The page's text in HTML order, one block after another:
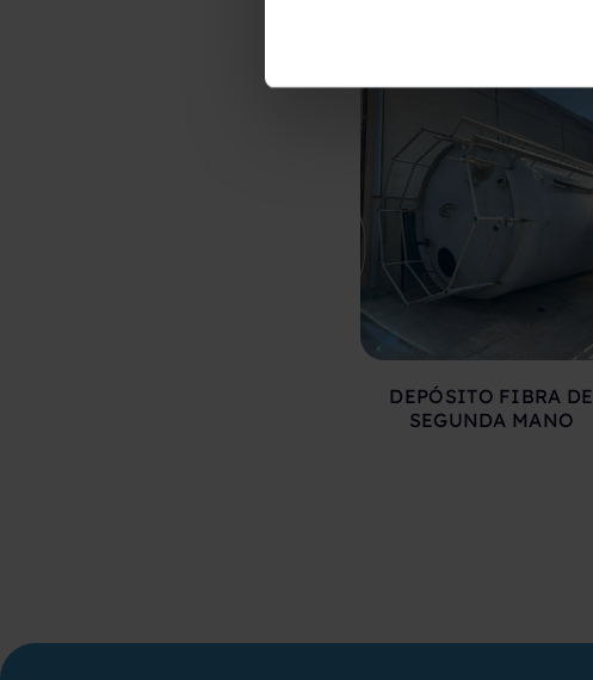
DEPÓSITO FIBRA DE
SEGUNDA MANO